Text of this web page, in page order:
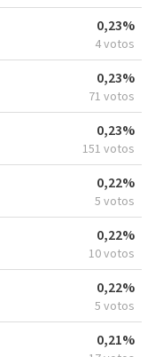
0,23%
4 votos
0,23%
71 votos
0,23%
151 votos
0,22%
5 votos
0,22%
10 votos
0,22%
5 votos
0,21%